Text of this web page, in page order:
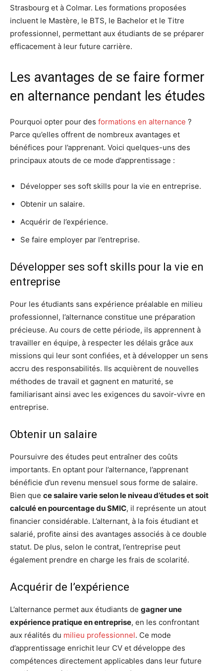
Strasbourg et à Colmar. Les formations proposées
incluent le Mastère, le BTS, le Bachelor et le Titre
professionnel, permettant aux étudiants de se préparer
efficacement à leur future carrière.
Les avantages de se faire former
en alternance pendant les études
Pourquoi opter pour des formations en alternance ?
Parce qu’elles offrent de nombreux avantages et
bénéfices pour l’apprenant. Voici quelques-uns des
principaux atouts de ce mode d’apprentissage :
Développer ses soft skills pour la vie en entreprise.
Obtenir un salaire.
Acquérir de l’expérience.
Se faire employer par l’entreprise.
Développer ses soft skills pour la vie en
entreprise
Pour les étudiants sans expérience préalable en milieu
professionnel, l’alternance constitue une préparation
précieuse. Au cours de cette période, ils apprennent à
travailler en équipe, à respecter les délais grâce aux
missions qui leur sont confiées, et à développer un sens
accru des responsabilités. Ils acquièrent de nouvelles
méthodes de travail et gagnent en maturité, se
familiarisant ainsi avec les exigences du savoir-vivre en
entreprise.
Obtenir un salaire
Poursuivre des études peut entraîner des coûts
importants. En optant pour l’alternance, l’apprenant
bénéficie d’un revenu mensuel sous forme de salaire.
Bien que ce salaire varie selon le niveau d’études et soit
calculé en pourcentage du SMIC, il représente un atout
financier considérable. L’alternant, à la fois étudiant et
salarié, profite ainsi des avantages associés à ce double
statut. De plus, selon le contrat, l’entreprise peut
également prendre en charge les frais de scolarité.
Acquérir de l’expérience
L’alternance permet aux étudiants de gagner une
expérience pratique en entreprise, en les confrontant
aux réalités du milieu professionnel. Ce mode
d’apprentissage enrichit leur CV et développe des
compétences directement applicables dans leur future